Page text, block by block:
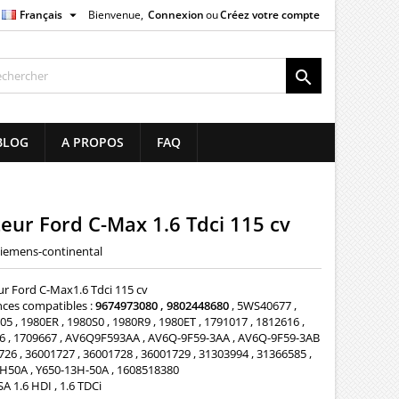
Bienvenue, ConnexionouCréez votre compte
Français 

A PROPOS FAQ
Ford C-Max 1.6 Tdci 115 cv
continental
Ford C-Max1.6 Tdci 115 cv
compatibles :9674973080 , 9802448680, 5WS40677 ,
, 1980ER , 1980S0 , 1980R9 , 1980ET , 1791017 , 1812616 ,
, 1709667 , AV6Q9F593AA , AV6Q-9F59-3AA , AV6Q-9F59-3AB
, 36001727 , 36001728 , 36001729 , 31303994 , 31366585 ,
, Y650-13H-50A , 1608518380
1.6 HDI , 1.6 TDCi
×
list
×
×